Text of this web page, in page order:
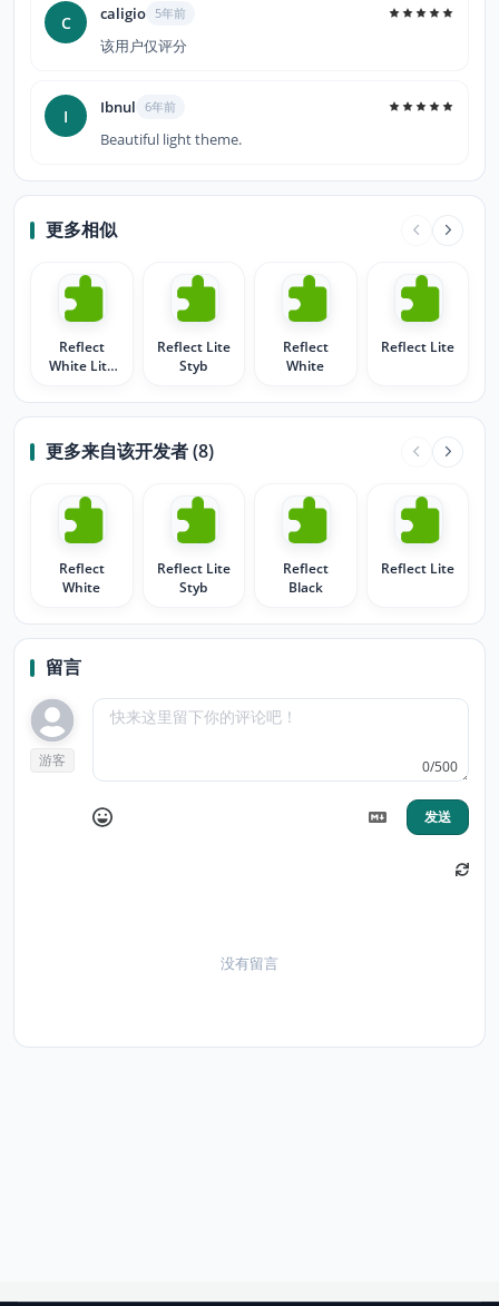
C caligio 5年前
该用户仅评分
I Ibnul 6年前
Beautiful light theme.
更多相似
Reflect
White Lite
Reflect Lite
Styb
Reflect
White
Reflect Lite
更多来自该开发者 (8)
Reflect
White
Reflect Lite
Styb
Reflect
Black
Reflect Lite
留言
游客 0/500
发送
没有留言